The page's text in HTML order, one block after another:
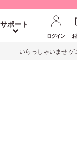
サポート
ログイン
いらっしゃいませ ゲ